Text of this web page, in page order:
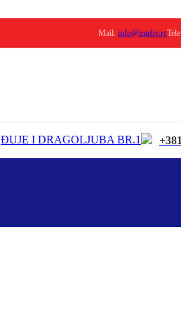
Mail: info@intehv.rs
ĐUJE I DRAGOLJUBA BR.1